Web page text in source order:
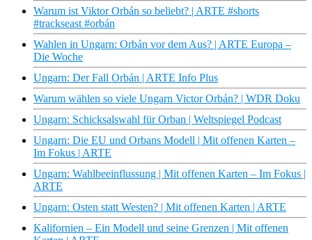
Warum ist Viktor Orbán so beliebt? | ARTE #shorts
#trackseast #orbán
Wahlen in Ungarn: Orbán vor dem Aus? | ARTE Europa –
Die Woche
Ungarn: Der Fall Orbán | ARTE Info Plus
Warum wählen so viele Ungarn Victor Orbán? | WDR Doku
Ungarn: Schicksalswahl für Orban | Weltspiegel Podcast
Ungarn: Die EU und Orbans Modell | Mit offenen Karten –
Im Fokus | ARTE
Ungarn: Wahlbeeinflussung | Mit offenen Karten – Im Fokus |
ARTE
Ungarn: Osten statt Westen? | Mit offenen Karten | ARTE
Kalifornien – Ein Modell und seine Grenzen | Mit offenen